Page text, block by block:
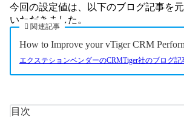
今回の設定値は、以下のブログ記事を
いただきました。
関連記事
How to Improve your vTiger CRM
エクステションベンダーのCRMTiger社のブログ記
目次